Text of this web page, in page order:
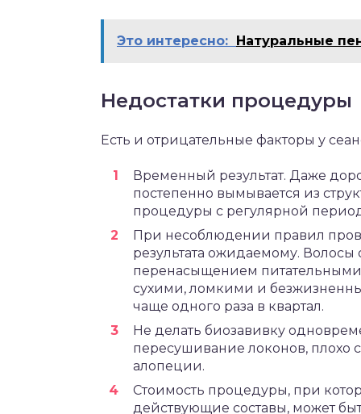
Это интересно: Натуральные
Недостатки процедуры
Есть и отрицательные факторы у
Временный результат. Даже
постепенно вымывается из
процедуры с регулярной
При несоблюдении правил
результата ожидаемому.
перенасыщением питательными
сухими, ломкими и
чаще одного раза в квартал.
Не делать биозавивку
пересушивание локонов, плохо
алопеции.
Стоимость процедуры, при
действующие составы, может